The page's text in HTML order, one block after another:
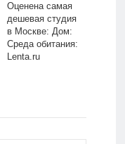
Оценена самая
дешевая студия
в Москве: Дом:
Среда обитания:
Lenta.ru